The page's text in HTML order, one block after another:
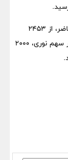
در پایان این مجمع و بر اساس رای سهامداران حاضر، از ۲۴۵۳
تومان سود ساخته شده در سال ۱۴۰۲ به ازای هر سهم نوری، ۲۰۰۰